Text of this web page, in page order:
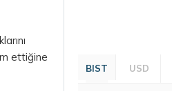
ettiğine
BIST USD